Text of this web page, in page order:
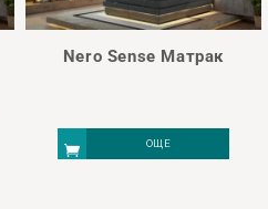
options
on
the
Nero Sense Матрак
ОЩЕ